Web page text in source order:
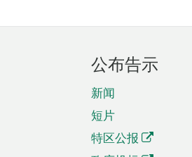
公布告示
新闻
短片
特区公报